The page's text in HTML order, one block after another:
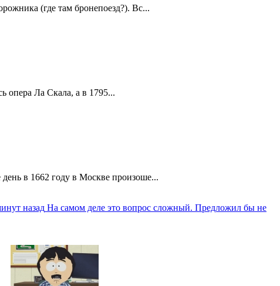
(где там бронепоезд?). Вс...
опера Ла Скала, а в 1795...
в 1662 году в Москве произоше...
назад На самом деле это вопрос сложный. Предложил бы не